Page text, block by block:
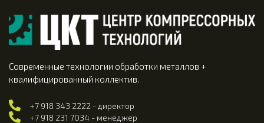
Современные технологии обработки металлов +
квалифицированный коллектив.
+7 918 343 2222 - директор
+7 918 231 7034 - менеджер